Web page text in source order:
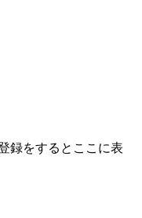
録をすると ここに表